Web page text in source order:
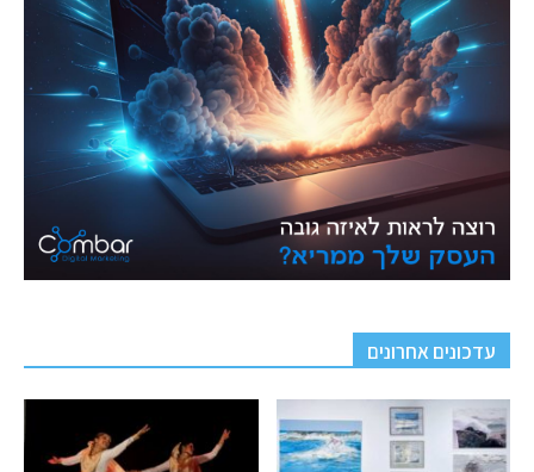
עדכונים אחרונים